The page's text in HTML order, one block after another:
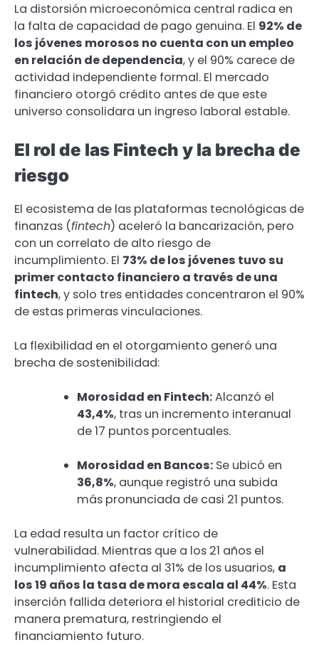
La distorsión microeconómica central radica en
la falta de capacidad de pago genuina. El 92% de
los jóvenes morosos no cuenta con un empleo
en relación de dependencia, y el 90% carece de
actividad independiente formal. El mercado
financiero otorgó crédito antes de que este
universo consolidara un ingreso laboral estable.
El rol de las Fintech y la brecha de
riesgo
El ecosistema de las plataformas tecnológicas de
finanzas (fintech) aceleró la bancarización, pero
con un correlato de alto riesgo de
incumplimiento. El 73% de los jóvenes tuvo su
primer contacto financiero a través de una
fintech, y solo tres entidades concentraron el 90%
de estas primeras vinculaciones.
La flexibilidad en el otorgamiento generó una
brecha de sostenibilidad:
Morosidad en Fintech:Alcanzó el
43,4%, tras un incremento interanual
de 17 puntos porcentuales.
Morosidad en Bancos: Se ubicó en
36,8%, aunque registró una subida
más pronunciada de casi 21 puntos.
La edad resulta un factor crítico de
vulnerabilidad. Mientras que a los 21 años el
incumplimiento afecta al 31% de los usuarios, a
los 19 años la tasa de mora escala al 44%. Esta
inserción fallida deteriora el historial crediticio de
manera prematura, restringiendo el
financiamiento futuro.